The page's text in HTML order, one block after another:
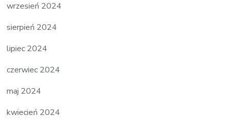
wrzesień 2024
sierpień 2024
lipiec 2024
czerwiec 2024
maj 2024
kwiecień 2024